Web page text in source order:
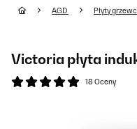
AGD Płyty
Victoria płyta
18 Oceny